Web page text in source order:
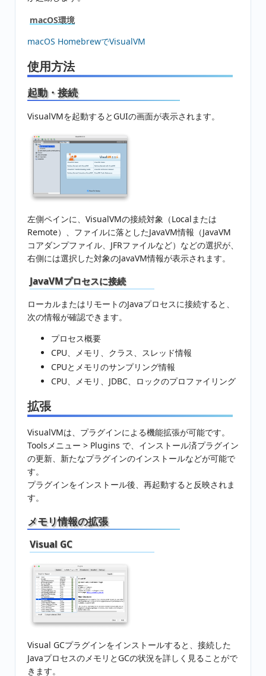
macOS環境
macOS HomebrewでVisualVM
使用方法
起動・接続
VisualVMを起動するとGUIの画面が表示されます。
左側ペインに、VisualVMの接続対象（Localまたは
Remote）、ファイルに落としたJavaVM情報（JavaVM
コアダンプファイル、JFRファイルなど）などの選択が、
右側には選択した対象のJavaVM情報が表示されます。
JavaVMプロセスに接続
ローカルまたはリモートのJavaプロセスに接続すると、
次の情報が確認できます。
プロセス概要
CPU、メモリ、クラス、スレッド情報
CPUとメモリのサンプリング情報
CPU、メモリ、JDBC、ロックのプロファイリング
拡張
VisualVMは、プラグインによる機能拡張が可能です。
Toolsメニュー > Plugins で、インストール済プラグイン
の更新、新たなプラグインのインストールなどが可能で
す。
プラグインをインストール後、再起動すると反映されま
す。
メモリ情報の拡張
Visual GC
Visual GCプラグインをインストールすると、接続した
JavaプロセスのメモリとGCの状況を詳しく見ることがで
きます。